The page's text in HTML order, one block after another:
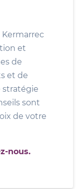
et
de
et de
stratégie
sont
de votre
nous.